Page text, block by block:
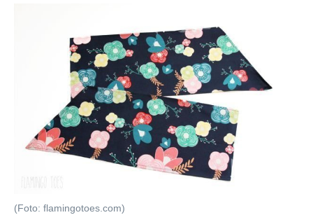
(Foto: flamingotoes.com)